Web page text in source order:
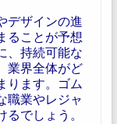
デザインの進
ることが予想
、持続可能な
業界全体がど
ります。ゴム
職業やレジャ
でしょう。